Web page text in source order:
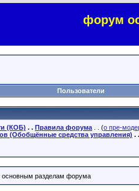
форум
Пользователи
(КОБ) . . Правила форума . . (о пре-
(Обобщённые средства управления) . .
основным разделам форума